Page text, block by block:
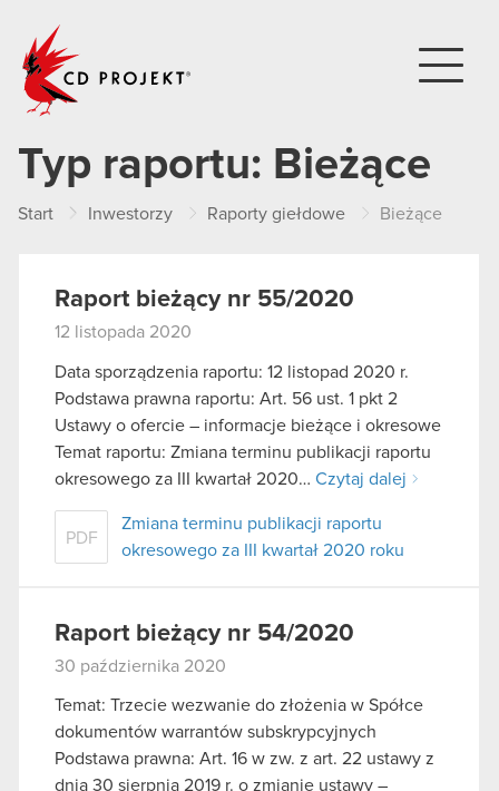
Typ raportu: Bieżące
Start Inwestorzy Raporty giełdowe Bieżące
Raport bieżący nr 55/2020
12 listopada 2020
Data sporządzenia raportu: 12 listopad 2020 r.
Podstawa prawna raportu: Art. 56 ust. 1 pkt 2
Ustawy o ofercie – informacje bieżące i okresowe
Temat raportu: Zmiana terminu publikacji raportu
okresowego za III kwartał 2020… Czytaj dalej
PDF
Zmiana terminu publikacji raportu
okresowego za III kwartał 2020 roku
Raport bieżący nr 54/2020
30 października 2020
Temat: Trzecie wezwanie do złożenia w Spółce
dokumentów warrantów subskrypcyjnych
Podstawa prawna: Art. 16 w zw. z art. 22 ustawy z
dnia 30 sierpnia 2019 r. o zmianie ustawy –